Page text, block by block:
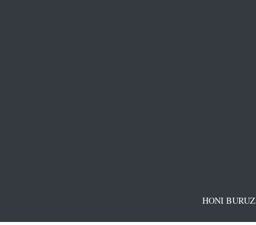
HONI BURUZ